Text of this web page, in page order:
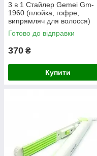
3 в 1 Стайлер Gemei Gm-
1960 (плойка, гофре,
випрямляч для волосся)
Готово до відправки
370 ₴
Купити